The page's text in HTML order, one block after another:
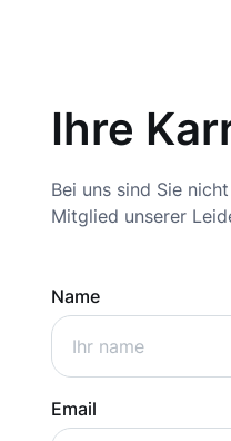
Ihre
Bei uns sind Sie
Mitglied unserer
Name
Email